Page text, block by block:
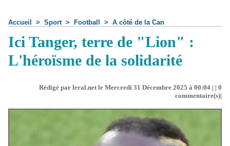
Accueil > Sport > Football > A côté de la Can
Ici Tanger, terre de "Lion" :
L'héroïsme de la solidarité
Rédigé par leral.net le Mercredi 31 Décembre 2025 à 00:04 | | 0
commentaire(s)|